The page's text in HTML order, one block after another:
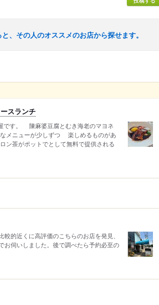
、その人のオススメのお店から探せます。
スランチ
です。 陳麻婆豆腐とむき海老のマヨネ
メニューが少しずつ 楽しめるものがあ
茶がポットでとして無料で提供される
的近くに高評価のこちらのお店を発見、
お伺いしました。後で調べたら予約必至の